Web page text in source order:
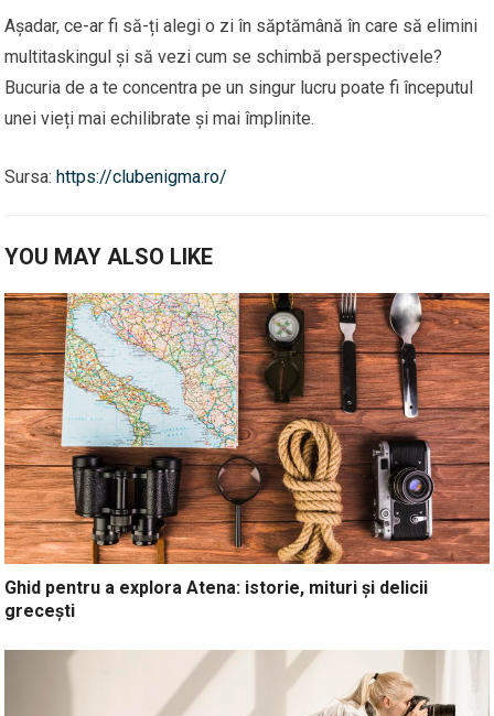
Așadar, ce-ar fi să-ți alegi o zi în săptămână în care să elimini
multitaskingul și să vezi cum se schimbă perspectivele?
Bucuria de a te concentra pe un singur lucru poate fi începutul
unei vieți mai echilibrate și mai împlinite.
Sursa: https://clubenigma.ro/
YOU MAY ALSO LIKE
Ghid pentru a explora Atena: istorie, mituri și delicii
grecești